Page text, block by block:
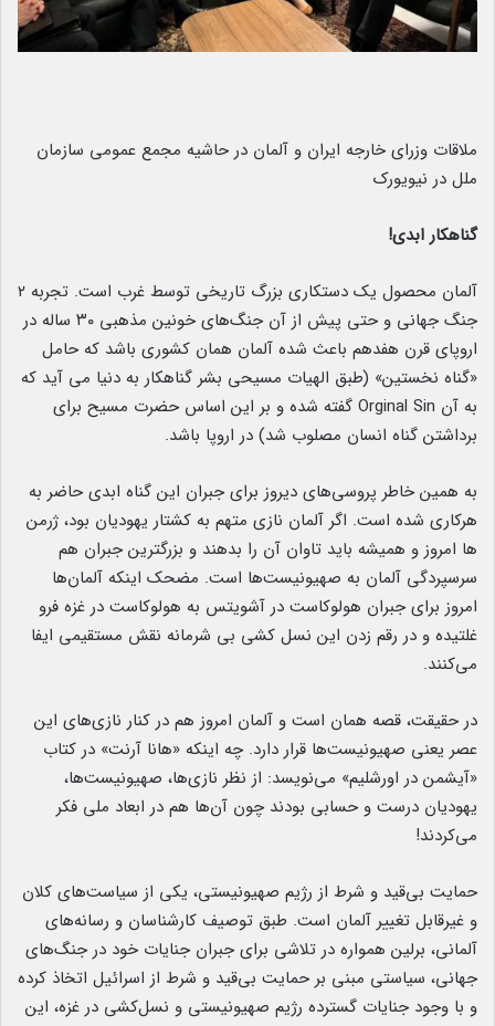
ملاقات وزرای خارجه ایران و آلمان در حاشیه مجمع عمومی سازمان
ملل در نیویورک
گناهکار ابدی!
آلمان محصول یک دستکاری بزرگ تاریخی توسط غرب است. تجربه ۲
جنگ جهانی و حتی پیش از آن جنگ‌های خونین مذهبی ۳۰ ساله در
اروپای قرن هفدهم باعث شده آلمان همان کشوری باشد که حامل
«گناه نخستین» (طبق الهیات مسیحی بشر گناهکار به دنیا می آید که
به آن Orginal Sin گفته شده و بر این اساس حضرت مسیح برای
برداشتن گناه انسان مصلوب شد) در اروپا باشد.
به همین خاطر پروسی‌های دیروز برای جبران این گناه ابدی حاضر به
هرکاری شده است. اگر آلمان نازی متهم به کشتار یهودیان بود، ژرمن
ها امروز و همیشه باید تاوان آن را بدهند و بزرگترین جبران هم
سرسپردگی آلمان به صهیونیست‌ها است. مضحک اینکه آلمان‌ها
امروز برای جبران هولوکاست در آشویتس به هولوکاست در غزه فرو
غلتیده و در رقم زدن این نسل کشی بی شرمانه نقش مستقیمی ایفا
می‌کنند.
در حقیقت، قصه همان است و آلمان امروز هم در کنار نازی‌های این
عصر یعنی صهیونیست‌ها قرار دارد. چه اینکه «هانا آرنت» در کتاب
«آیشمن در اورشلیم» می‌نویسد: از نظر نازی‌ها، صهیونیست‌ها،
یهودیان درست و حسابی بودند چون آن‌ها هم در ابعاد ملی فکر
می‌کردند!
حمایت بی‌قید و شرط از رژیم صهیونیستی، یکی از سیاست‌های کلان
و غیرقابل تغییر آلمان است. طبق توصیف کارشناسان و رسانه‌های
آلمانی، برلین همواره در تلاشی برای جبران جنایات خود در جنگ‌های
جهانی، سیاستی مبنی بر حمایت بی‌قید و شرط از اسرائیل اتخاذ کرده
و با وجود جنایات گسترده رژیم صهیونیستی و نسل‌کشی در غزه، این